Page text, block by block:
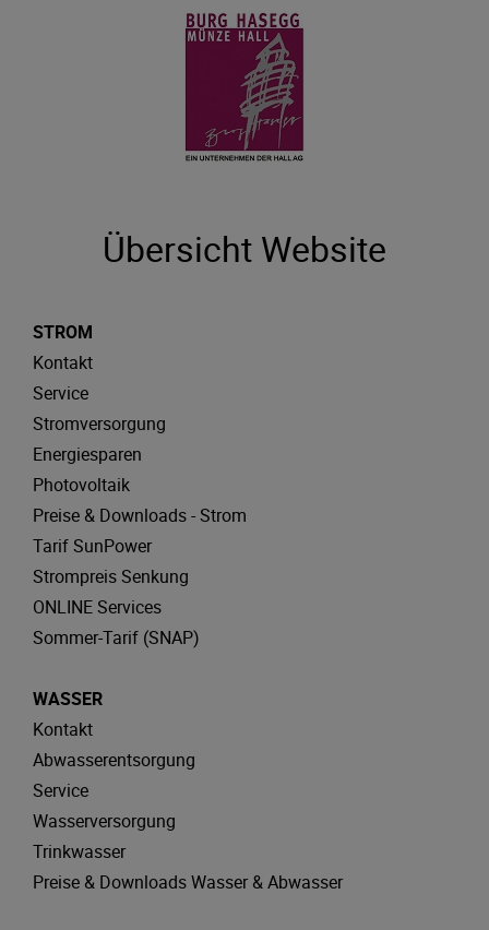
Übersicht Website
STROM
Kontakt
Service
Stromversorgung
Energiesparen
Photovoltaik
Preise & Downloads - Strom
Tarif SunPower
Strompreis Senkung
ONLINE Services
Sommer-Tarif (SNAP)
WASSER
Kontakt
Abwasserentsorgung
Service
Wasserversorgung
Trinkwasser
Preise & Downloads Wasser & Abwasser